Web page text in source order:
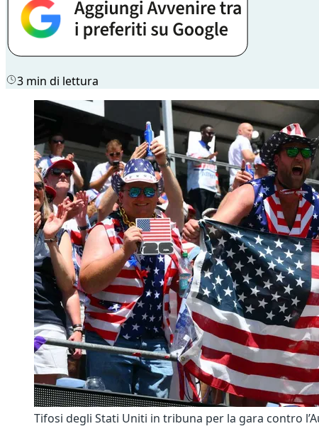
3 min di lettura
Tifosi degli Stati Uniti in tribuna per la gara contro